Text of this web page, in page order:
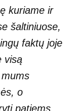
kuriame ir
šaltiniuose,
faktų joje
visą
o
patiems.